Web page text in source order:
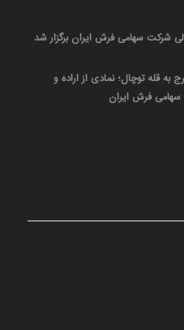
شرکت سهامی فرش ایران برگزار شد
قله توچال؛ نمادی از اراده و
سهامی فرش ایران